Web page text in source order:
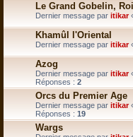
Le Grand Gobelin,
Dernier message par itikar
Khamûl l'Oriental
Dernier message par itikar
Azog
Dernier message par itikar
Réponses : 2
Orcs du Premier Age
Dernier message par itikar
Réponses : 19
Wargs